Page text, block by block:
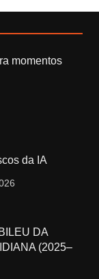
momentos
da IA
DA
(2025–